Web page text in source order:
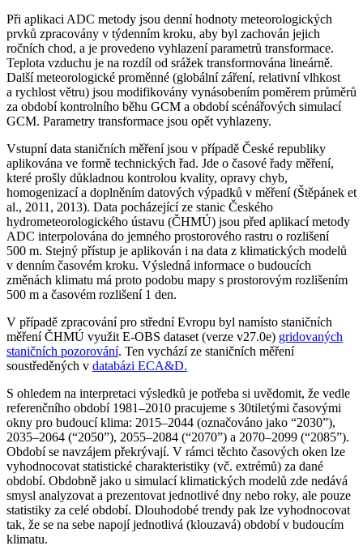
Při aplikaci ADC metody jsou denní hodnoty meteorologických
prvků zpracovány v týdenním kroku, aby byl zachován jejich
ročních chod, a je provedeno vyhlazení parametrů transformace.
Teplota vzduchu je na rozdíl od srážek transformována lineárně.
Další meteorologické proměnné (globální záření, relativní vlhkost
a rychlost větru) jsou modifikovány vynásobením poměrem průměrů
za období kontrolního běhu GCM a období scénářových simulací
GCM. Parametry transformace jsou opět vyhlazeny.
Vstupní data staničních měření jsou v případě České republiky
aplikována ve formě technických řad. Jde o časové řady měření,
které prošly důkladnou kontrolou kvality, opravy chyb,
homogenizací a doplněním datových výpadků v měření (Štěpánek et
al., 2011, 2013). Data pocházející ze stanic Českého
hydrometeorolo­gického ústavu (ČHMÚ) jsou před aplikací metody
ADC interpolována do jemného prostorového rastru o rozlišení
500 m. Stejný přístup je aplikován i na data z klimatických modelů
v denním časovém kroku. Výsledná informace o budoucích
změnách klimatu má proto podobu mapy s prostorovým rozlišením
500 m a časovém rozlišení 1 den.
V případě zpracování pro střední Evropu byl namísto staničních
měření ČHMÚ využit E-OBS dataset (verze v27.0e) gridovaných
staničních pozorování. Ten vychází ze staničních měření
soustředěných v databázi ECA&D.
S ohledem na interpretaci výsledků je potřeba si uvědomit, že vedle
referenčního období 1981–2010 pracujeme s 30tiletými časovými
okny pro budoucí klima: 2015–2044 (označováno jako “2030”),
2035–2064 (“2050”), 2055–2084 (“2070”) a 2070–2099 (“2085”).
Období se navzájem překrývají. V rámci těchto časových oken lze
vyhodnocovat statistické charakteristiky (vč. extrémů) za dané
období. Obdobně jako u simulací klimatických modelů zde nedává
smysl analyzovat a prezentovat jednotlivé dny nebo roky, ale pouze
statistiky za celé období. Dlouhodobé trendy pak lze vyhodnocovat
tak, že se na sebe napojí jednotlivá (klouzavá) období v budoucím
klimatu.